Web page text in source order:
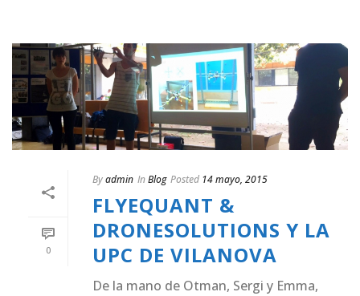
0
Byadmin InBlog Posted 14 mayo, 2015
FLYEQUANT &
DRONESOLUTIONS Y LA
UPC DE VILANOVA
De la mano de Otman, Sergi y Emma,